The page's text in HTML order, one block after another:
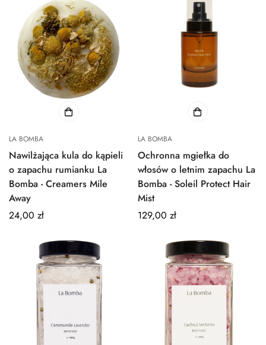
LA BOMBA
Nawilżająca kula do kąpieli
o zapachu rumianku La
Bomba - Creamers Mile
Away
Normalna
24,00 zł
LA BOMBA
Ochronna mgiełka do
włosów o letnim zapachu La
Bomba - Soleil Protect Hair
Mist
Normalna
129,00 zł